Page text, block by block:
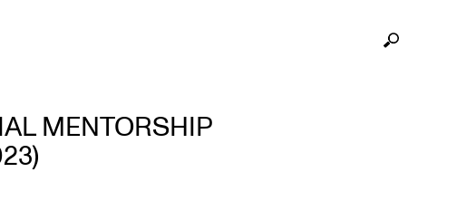
MENTORSHIP